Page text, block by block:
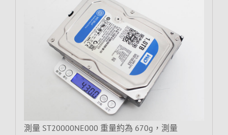
測量 ST20000NE000 重量約為 670g，測量